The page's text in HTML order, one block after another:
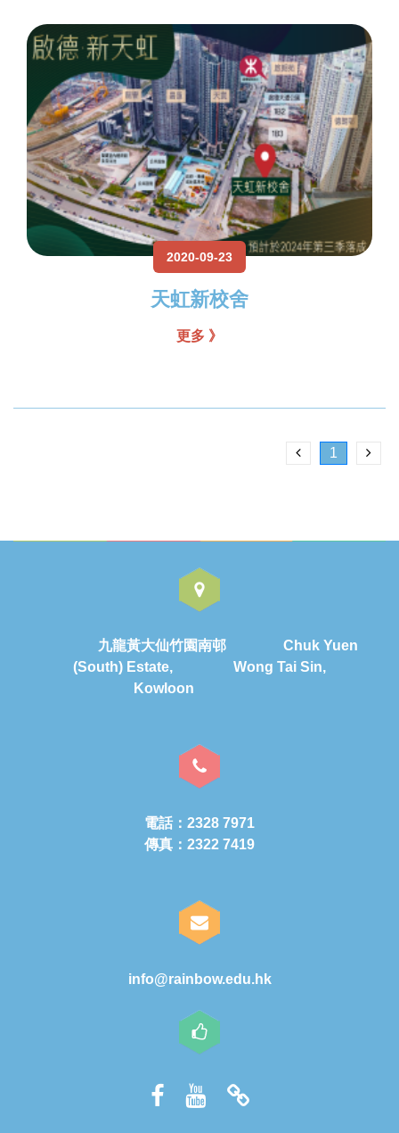
2020-09-23
天虹新校舍
更多 》
1
九龍黃大仙竹園南邨 Chuk Yuen
(South) Estate, Wong Tai Sin,
Kowloon
電話：2328 7971
傳真：2322 7419
info@rainbow.edu.hk